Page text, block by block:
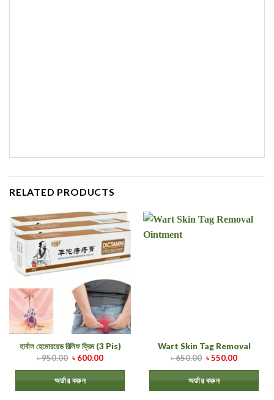
RELATED PRODUCTS
হার্বাল হেমোরয়েড রিলিফ ক্রিম (3 Pis)
৳950.00 ৳600.00
অর্ডার করুন
Wart Skin Tag Removal
৳650.00 ৳550.00
অর্ডার করুন